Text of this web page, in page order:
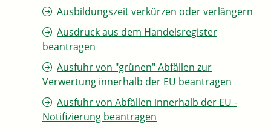
Ausbildungszeit verkürzen oder verlängern
Ausdruck aus dem Handelsregister
beantragen
Ausfuhr von "grünen" Abfällen zur
Verwertung innerhalb der EU beantragen
Ausfuhr von Abfällen innerhalb der EU -
Notifizierung beantragen